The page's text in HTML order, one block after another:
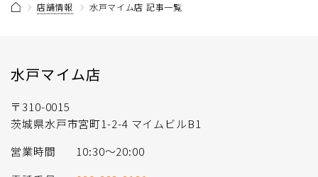
店舗情報 水戸マイム店 記事一覧
水戸マイム店
〒310-0015
茨城県水戸市宮町1-2-4 マイムビルB1
営業時間
10:30～20:00